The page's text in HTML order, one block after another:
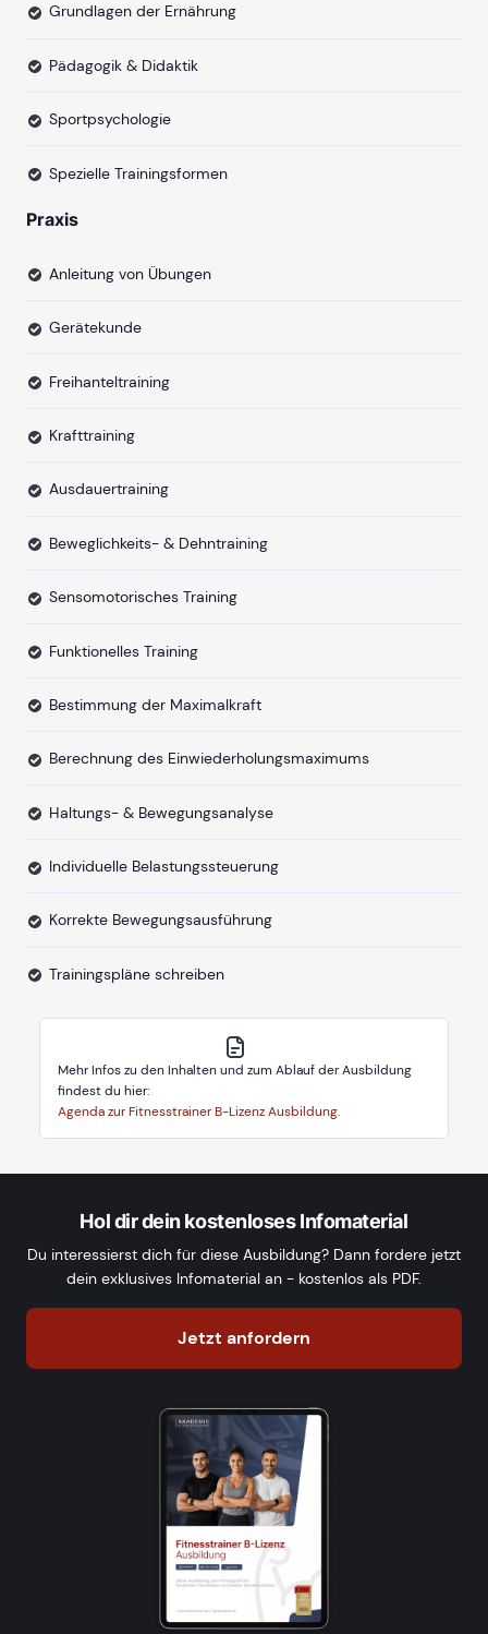
Grundlagen der Ernährung
Pädagogik & Didaktik
Sportpsychologie
Spezielle Trainingsformen
Praxis
Anleitung von Übungen
Gerätekunde
Freihanteltraining
Krafttraining
Ausdauertraining
Beweglichkeits- & Dehntraining
Sensomotorisches Training
Funktionelles Training
Bestimmung der Maximalkraft
Berechnung des Einwiederholungsmaximums
Haltungs- & Bewegungsanalyse
Individuelle Belastungssteuerung
Korrekte Bewegungsausführung
Trainingspläne schreiben
Mehr Infos zu den Inhalten und zum Ablauf der Ausbildung
findest du hier:
Agenda zur Fitnesstrainer B-Lizenz Ausbildung.
Hol dir dein kostenloses Infomaterial
Du interessierst dich für diese Ausbildung? Dann fordere jetzt
dein exklusives Infomaterial an - kostenlos als PDF.
Jetzt anfordern